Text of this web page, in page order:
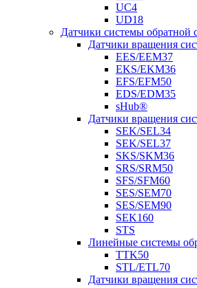
UC4
UD18
Датчики системы обратной
Датчики вращения
EES/EEM37
EKS/EKM36
EFS/EFM50
EDS/EDM35
sHub®
Датчики вращения
SEK/SEL34
SEK/SEL37
SKS/SKM36
SRS/SRM50
SFS/SFM60
SES/SEM70
SES/SEM90
SEK160
STS
Линейные системы
TTK50
STL/ETL70
Датчики вращения